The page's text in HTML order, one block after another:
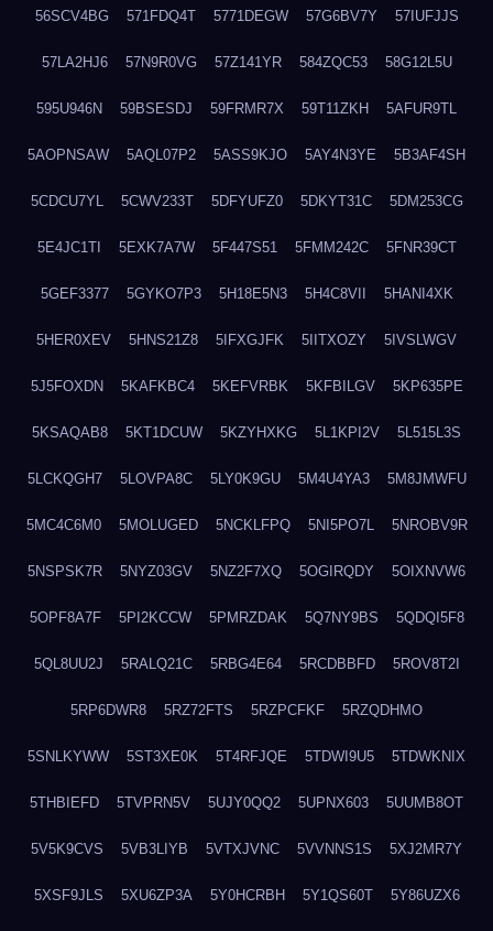
56SCV4BG 571FDQ4T 5771DEGW 57G6BV7Y 57IUFJJS
57LA2HJ6 57N9R0VG 57Z141YR 584ZQC53 58G12L5U
595U946N 59BSESDJ 59FRMR7X 59T11ZKH 5AFUR9TL
5AOPNSAW 5AQL07P2 5ASS9KJO 5AY4N3YE 5B3AF4SH
5CDCU7YL 5CWV233T 5DFYUFZ0 5DKYT31C 5DM253CG
5E4JC1TI 5EXK7A7W 5F447S51 5FMM242C 5FNR39CT
5GEF3377 5GYKO7P3 5H18E5N3 5H4C8VII 5HANI4XK
5HER0XEV 5HNS21Z8 5IFXGJFK 5IITXOZY 5IVSLWGV
5J5FOXDN 5KAFKBC4 5KEFVRBK 5KFBILGV 5KP635PE
5KSAQAB8 5KT1DCUW 5KZYHXKG 5L1KPI2V 5L515L3S
5LCKQGH7 5LOVPA8C 5LY0K9GU 5M4U4YA3 5M8JMWFU
5MC4C6M0 5MOLUGED 5NCKLFPQ 5NI5PO7L 5NROBV9R
5NSPSK7R 5NYZ03GV 5NZ2F7XQ 5OGIRQDY 5OIXNVW6
5OPF8A7F 5PI2KCCW 5PMRZDAK 5Q7NY9BS 5QDQI5F8
5QL8UU2J 5RALQ21C 5RBG4E64 5RCDBBFD 5ROV8T2I
5RP6DWR8 5RZ72FTS 5RZPCFKF 5RZQDHMO
5SNLKYWW 5ST3XE0K 5T4RFJQE 5TDWI9U5 5TDWKNIX
5THBIEFD 5TVPRN5V 5UJY0QQ2 5UPNX603 5UUMB8OT
5V5K9CVS 5VB3LIYB 5VTXJVNC 5VVNNS1S 5XJ2MR7Y
5XSF9JLS 5XU6ZP3A 5Y0HCRBH 5Y1QS60T 5Y86UZX6